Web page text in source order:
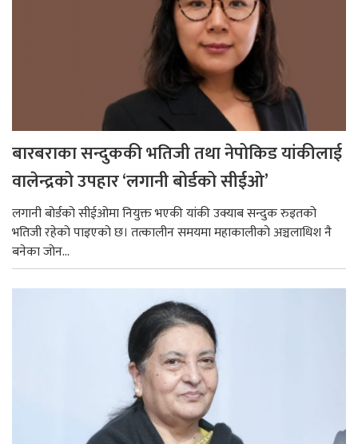
बारबराका सन्दुककी भतिजी तथा नेपोकिड यांकीलाई
वालेन्द्रको उपहार ‘लगानी बोर्डको सीईओ’
लगानी बोर्डको सीईओमा नियुक्त भएकी यांकी उक्याब सन्दुक रुइतको
भतिजी रहेको पाइएको छ। तत्कालीन समयमा महाकालीको अञ्चलाधिश नै
बनेका जोन...